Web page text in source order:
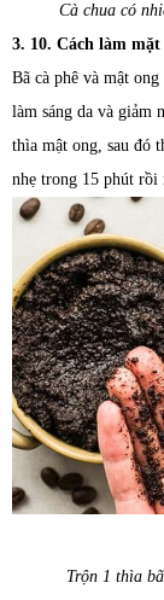
Cà chua có
3. 10. Cách làm
Bã cà phê và mật
làm sáng da và giảm
thìa mật ong, sau đó
nhẹ trong 15 phút rồi
Trộn 1 thìa